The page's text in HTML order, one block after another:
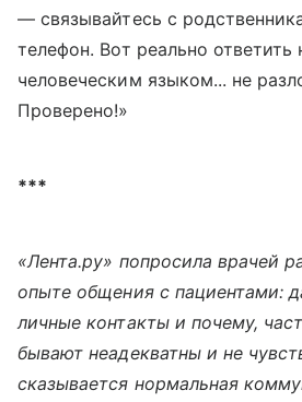
— связывайтесь с
телефон. Вот реально ответить
человеческим языком... не
Проверено!»
***
«Лента.ру» попросила врачей
опыте общения с пациентами:
личные контакты и почему,
бывают неадекватны и не
сказывается нормальная